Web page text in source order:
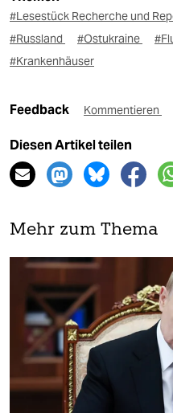
#Lesestück Recherche und
#Russland
#Ostukraine
#Krankenhäuser
Feedback Kommentieren
Diesen Artikel teilen
Mehr zum Thema